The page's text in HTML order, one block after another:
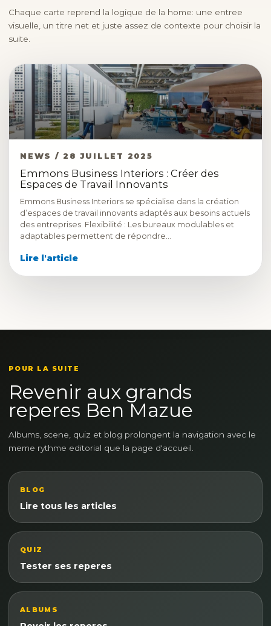
Chaque carte reprend la logique de la home: une entree
visuelle, un titre net et juste assez de contexte pour choisir la
suite.
NEWS / 28 JUILLET 2025
Emmons Business Interiors : Créer des
Espaces de Travail Innovants
Emmons Business Interiors se spécialise dans la création
d’espaces de travail innovants adaptés aux besoins actuels
des entreprises. Flexibilité : Les bureaux modulables et
adaptables permettent de répondre…
Lire l'article
POUR LA SUITE
Revenir aux grands
reperes Ben Mazue
Albums, scene, quiz et blog prolongent la navigation avec le
meme rythme editorial que la page d'accueil.
BLOG
Lire tous les articles
QUIZ
Tester ses reperes
ALBUMS